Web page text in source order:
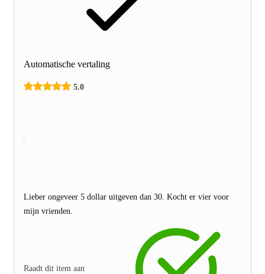
Automatische vertaling
5.0
Lieber ongeveer 5 dollar uitgeven dan 30. Kocht er vier voor
mijn vrienden.
Raadt dit item aan